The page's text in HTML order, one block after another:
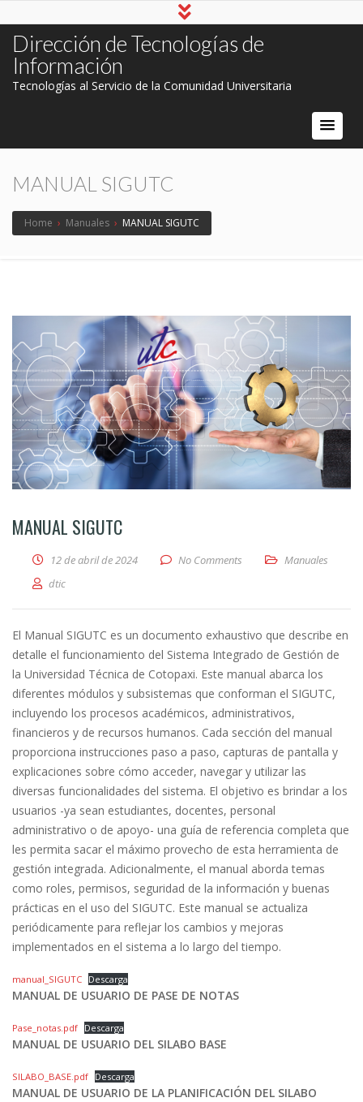
Dirección de Tecnologías de
Información
Tecnologías al Servicio de la Comunidad Universitaria
MANUAL SIGUTC
Home › Manuales › MANUAL SIGUTC
MANUAL SIGUTC
12 de abril de 2024 No Comments
Manuales
dtic
El Manual SIGUTC es un documento exhaustivo que describe en
detalle el funcionamiento del Sistema Integrado de Gestión de
la Universidad Técnica de Cotopaxi. Este manual abarca los
diferentes módulos y subsistemas que conforman el SIGUTC,
incluyendo los procesos académicos, administrativos,
financieros y de recursos humanos. Cada sección del manual
proporciona instrucciones paso a paso, capturas de pantalla y
explicaciones sobre cómo acceder, navegar y utilizar las
diversas funcionalidades del sistema. El objetivo es brindar a los
usuarios -ya sean estudiantes, docentes, personal
administrativo o de apoyo- una guía de referencia completa que
les permita sacar el máximo provecho de esta herramienta de
gestión integrada. Adicionalmente, el manual aborda temas
como roles, permisos, seguridad de la información y buenas
prácticas en el uso del SIGUTC. Este manual se actualiza
periódicamente para reflejar los cambios y mejoras
implementados en el sistema a lo largo del tiempo.
manual_SIGUTC Descarga
MANUAL DE USUARIO DE PASE DE NOTAS
Pase_notas.pdf Descarga
MANUAL DE USUARIO DEL SILABO BASE
SILABO_BASE.pdf Descarga
MANUAL DE USUARIO DE LA PLANIFICACIÓN DEL SILABO